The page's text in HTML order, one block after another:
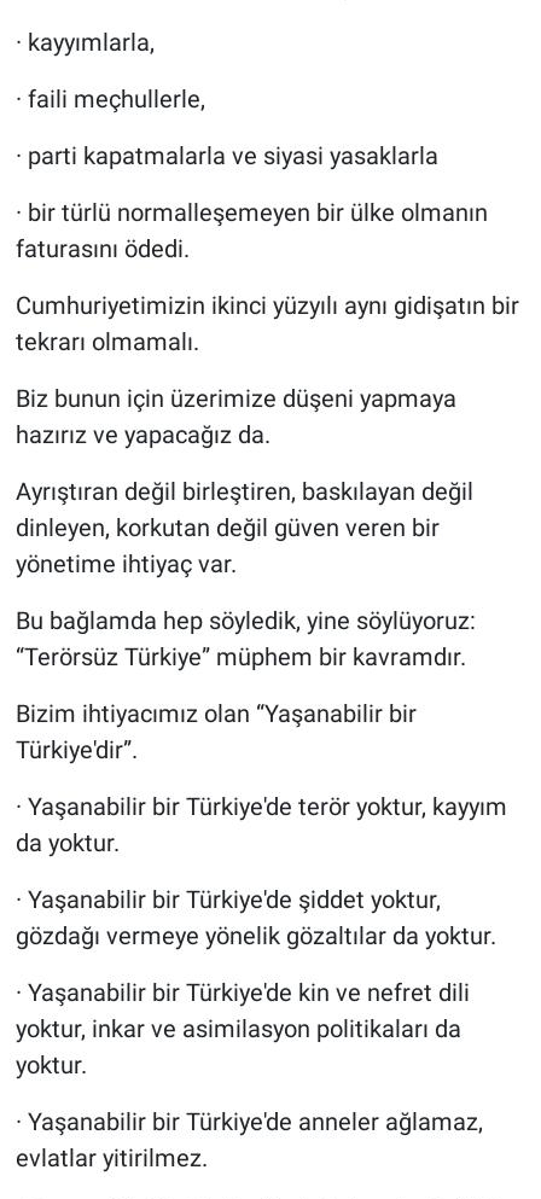
· kayyımlarla,
· faili meçhullerle,
· parti kapatmalarla ve siyasi yasaklarla
· bir türlü normalleşemeyen bir ülke olmanın
faturasını ödedi.
Cumhuriyetimizin ikinci yüzyılı aynı gidişatın bir
tekrarı olmamalı.
Biz bunun için üzerimize düşeni yapmaya
hazırız ve yapacağız da.
Ayrıştıran değil birleştiren, baskılayan değil
dinleyen, korkutan değil güven veren bir
yönetime ihtiyaç var.
Bu bağlamda hep söyledik, yine söylüyoruz:
“Terörsüz Türkiye” müphem bir kavramdır.
Bizim ihtiyacımız olan “Yaşanabilir bir
Türkiye'dir”.
· Yaşanabilir bir Türkiye'de terör yoktur, kayyım
da yoktur.
· Yaşanabilir bir Türkiye'de şiddet yoktur,
gözdağı vermeye yönelik gözaltılar da yoktur.
· Yaşanabilir bir Türkiye'de kin ve nefret dili
yoktur, inkar ve asimilasyon politikaları da
yoktur.
· Yaşanabilir bir Türkiye'de anneler ağlamaz,
evlatlar yitirilmez.